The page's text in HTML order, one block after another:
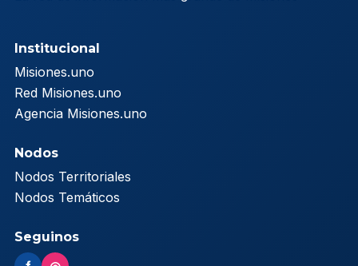
Institucional
Misiones.uno
Red Misiones.uno
Agencia Misiones.uno
Nodos
Nodos Territoriales
Nodos Temáticos
Seguinos